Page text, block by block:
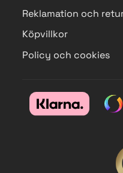
Reklamation och
Köpvillkor
Policy och cookies